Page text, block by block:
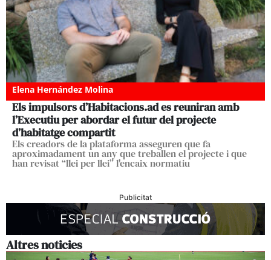
Elena Hernández Molina
Els impulsors d’Habitacions.ad es reuniran amb
l’Executiu per abordar el futur del projecte
d’habitatge compartit
Els creadors de la plataforma asseguren que fa
aproximadament un any que treballen el projecte i que
han revisat “llei per llei” l'encaix normatiu
Publicitat
Altres noticies